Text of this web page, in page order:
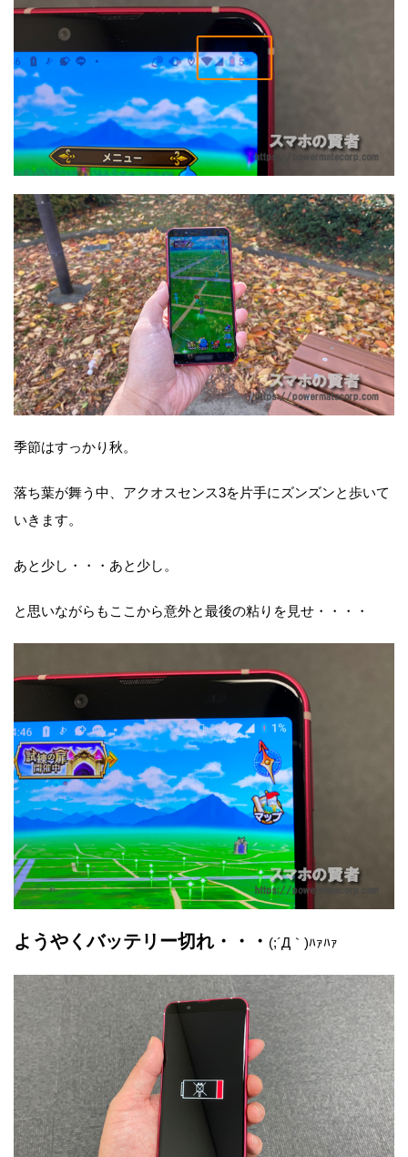
季節はすっかり秋。
落ち葉が舞う中、アクオスセンス3を片手にズンズンと歩いて
いきます。
あと少し・・・あと少し。
と思いながらもここから意外と最後の粘りを見せ・・・・
ようやくバッテリー切れ・・・ (;´Д｀)ﾊｧﾊｧ